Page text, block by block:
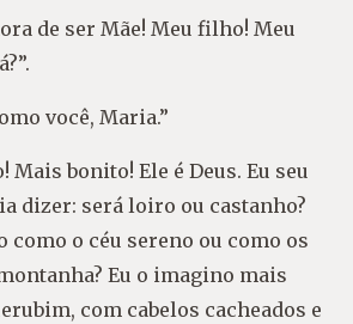
de ser Mãe! Meu filho! Meu
você, Maria.”
Mais bonito! Ele é Deus. Eu seu
dizer: será loiro ou castanho?
como o céu sereno ou como os
Eu o imagino mais
com cabelos cacheados e